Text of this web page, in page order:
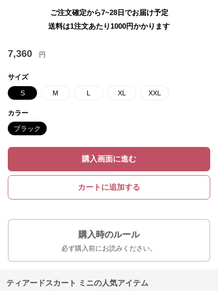
ご注文確定から7~28日でお届け予定
送料は1注文あたり 1000円かかります
7,360 円
サイズ
S M L XL XXL
カラー
ブラック
購入画面に進む
カートに追加する
購入時のルール
必ず購入前にお読みください。
ティアードスカート ミニの人気アイテム